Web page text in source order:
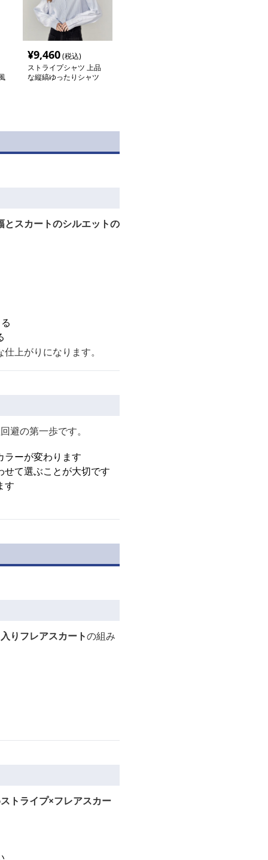
¥9,460(税込)
ストライプシャツ 上品
な縦縞ゆったりシャツ
とスカートのシルエットの
仕上がりになります。
避の第一歩です。
ラーが変わります
せて選ぶことが大切です
す
りフレアスカートの組み
トライプ×フレアスカー